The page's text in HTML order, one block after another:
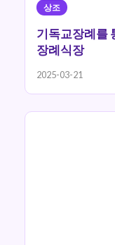
상조
기독교장례를
장례식장
2025-03-21